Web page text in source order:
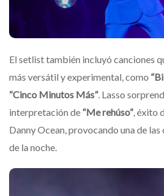
El setlist también incluyó canciones
más versátil y experimental, como
“Cinco Minutos Más” . Lasso
interpretación de “Me rehúso” , éxito
Danny Ocean, provocando una de
de la noche.